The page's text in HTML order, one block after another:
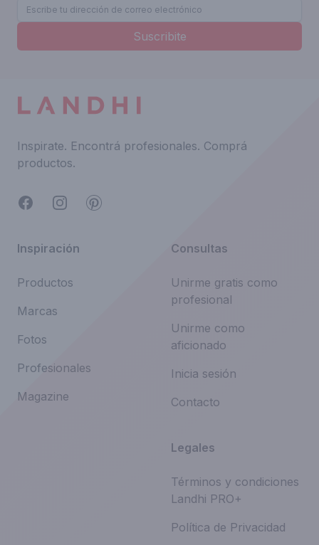
Suscribite
Inspirate. Encontrá profesionales. Comprá
productos.
FacebookInstagramPinterest
Inspiración
Productos
Marcas
Fotos
Profesionales
Magazine
Consultas
Unirme gratis como
profesional
Unirme como
aficionado
Inicia sesión
Contacto
Legales
Términos y condiciones
Landhi PRO+
Política de Privacidad